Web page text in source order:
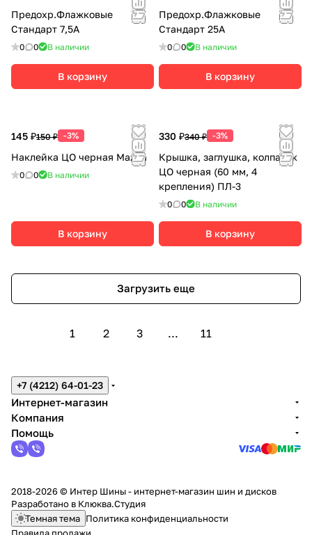
Предохр.Флажковые
Стандарт 7,5А
0 0 В наличии
В корзину
Предохр.Флажковые
Стандарт 25А
0 0 В наличии
В корзину
145 ₽150 ₽ -3%
Наклейка ЦО черная Mazda
0 0 В наличии
В корзину
330 ₽340 ₽ -3%
Крышка, заглушка, колпачок
ЦО черная (60 мм, 4
крепления) ПЛ-3
0 0 В наличии
В корзину
Загрузить еще
1 2 3 ... 11
+7 (4212) 64-01-23
Интернет-магазин
Компания
Помощь
2018-2026 © Интер Шины - интернет-магазин шин и дисков
Разработано в Клюква.Студия
Темная тема Политика конфиденциальности